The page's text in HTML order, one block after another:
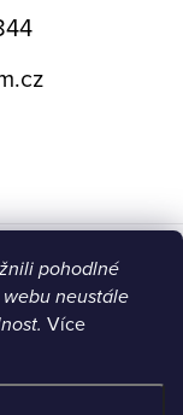
pohodlné
neustále
Více